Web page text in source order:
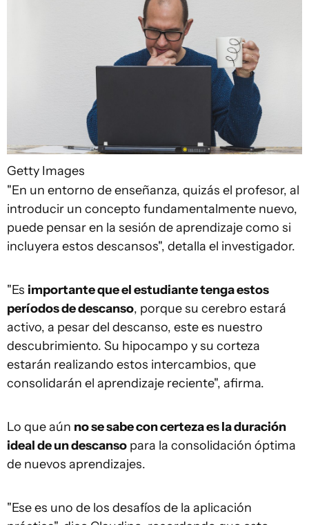
Getty Images
"En un entorno de enseñanza, quizás el profesor, al
introducir un concepto fundamentalmente nuevo,
puede pensar en la sesión de aprendizaje como si
incluyera estos descansos", detalla el investigador.
"Es importante que el estudiante tenga estos
períodos de descanso, porque su cerebro estará
activo, a pesar del descanso, este es nuestro
descubrimiento. Su hipocampo y su corteza
estarán realizando estos intercambios, que
consolidarán el aprendizaje reciente", afirma.
Lo que aún no se sabe con certeza es la duración
ideal de un descanso para la consolidación óptima
de nuevos aprendizajes.
"Ese es uno de los desafíos de la aplicación